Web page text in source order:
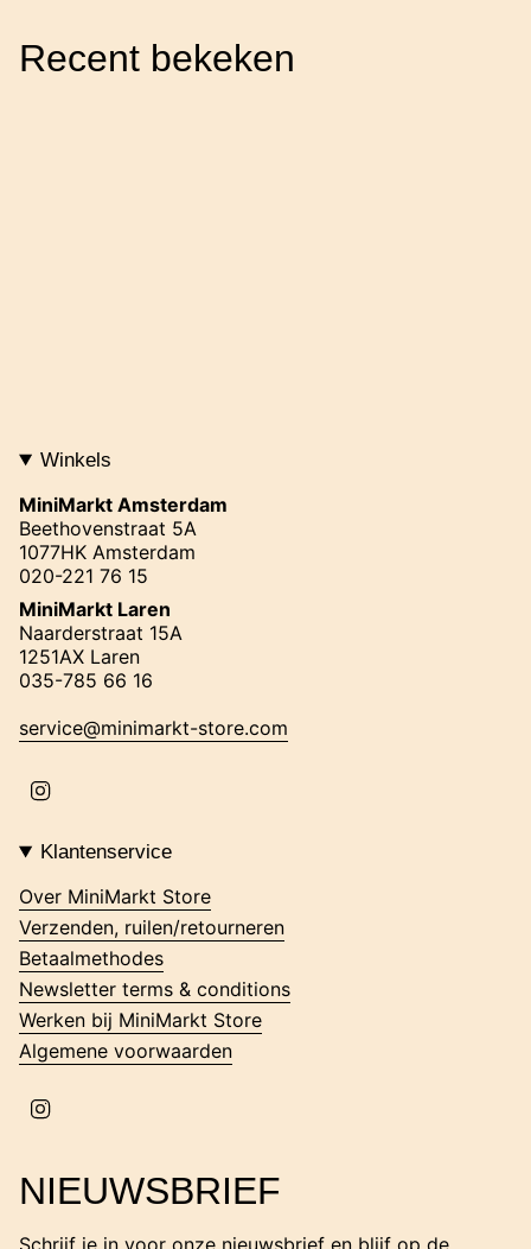
Recent bekeken
Winkels
MiniMarkt Amsterdam
Beethovenstraat 5A
1077HK Amsterdam
020-221 76 15
MiniMarkt Laren
Naarderstraat 15A
1251AX Laren
035-785 66 16
service@minimarkt-store.com
t
g
r
a
Klantenservice
Over MiniMarkt Store
Verzenden, ruilen/retourneren
Betaalmethodes
Newsletter terms & conditions
Werken bij MiniMarkt Store
Algemene voorwaarden
g
NIEUWSBRIEF
Schrijf je in voor onze nieuwsbrief en blijf op de